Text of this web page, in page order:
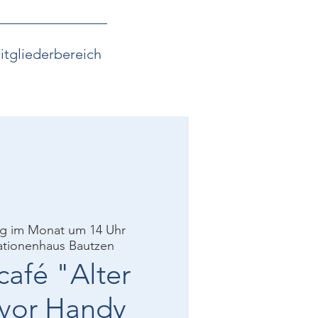
im Monat um 14 Uhr
Bautzen
"Alter
Handy